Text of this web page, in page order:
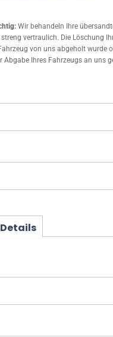
Wir behandeln Ihre
vertraulich. Die Löschung
von uns abgeholt wurde
Abgabe Ihres Fahrzeugs an uns